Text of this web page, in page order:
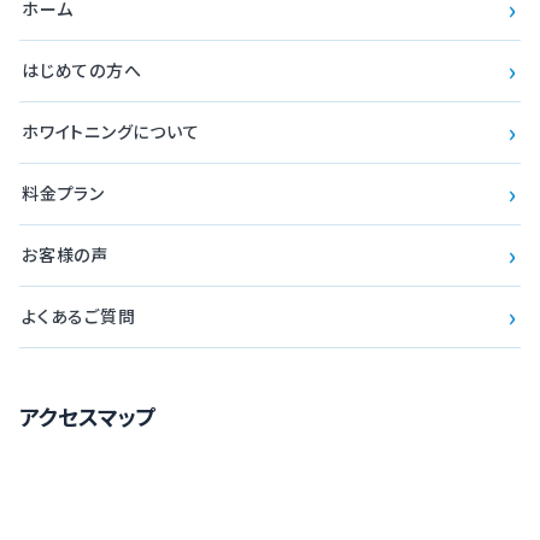
ホーム ›
はじめての方へ ›
ホワイトニングについて ›
料金プラン ›
お客様の声 ›
よくあるご質問 ›
アクセスマップ